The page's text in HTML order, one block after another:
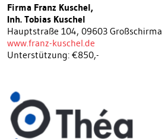
Firma Franz Kuschel,
Inh. Tobias Kuschel
Hauptstraße 104, 09603 Großschirma
www.franz-kuschel.de
Unterstützung: €850,-